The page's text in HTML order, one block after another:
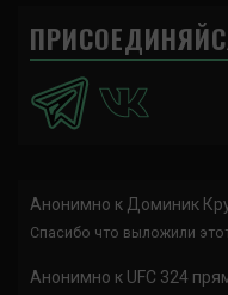
Анонимно к Доминик
Спасибо что выложили
Анонимно к UFC 324